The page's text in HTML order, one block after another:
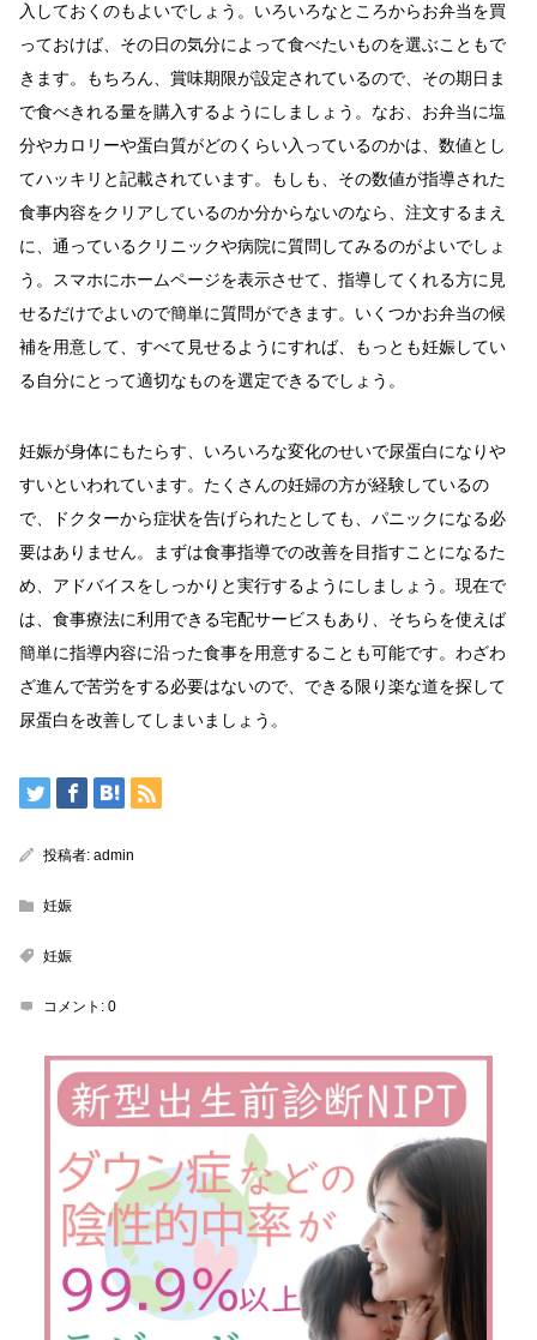
入しておくのもよいでしょう。いろいろなところからお弁当を買
っておけば、その日の気分によって食べたいものを選ぶこともで
きます。もちろん、賞味期限が設定されているので、その期日ま
で食べきれる量を購入するようにしましょう。なお、お弁当に塩
分やカロリーや蛋白質がどのくらい入っているのかは、数値とし
てハッキリと記載されています。もしも、その数値が指導された
食事内容をクリアしているのか分からないのなら、注文するまえ
に、通っているクリニックや病院に質問してみるのがよいでしょ
う。スマホにホームページを表示させて、指導してくれる方に見
せるだけでよいので簡単に質問ができます。いくつかお弁当の候
補を用意して、すべて見せるようにすれば、もっとも妊娠してい
る自分にとって適切なものを選定できるでしょう。
妊娠が身体にもたらす、いろいろな変化のせいで尿蛋白になりや
すいといわれています。たくさんの妊婦の方が経験しているの
で、ドクターから症状を告げられたとしても、パニックになる必
要はありません。まずは食事指導での改善を目指すことになるた
め、アドバイスをしっかりと実行するようにしましょう。現在で
は、食事療法に利用できる宅配サービスもあり、そちらを使えば
簡単に指導内容に沿った食事を用意することも可能です。わざわ
ざ進んで苦労をする必要はないので、できる限り楽な道を探して
尿蛋白を改善してしまいましょう。
投稿者: admin
妊娠
妊娠
コメント: 0